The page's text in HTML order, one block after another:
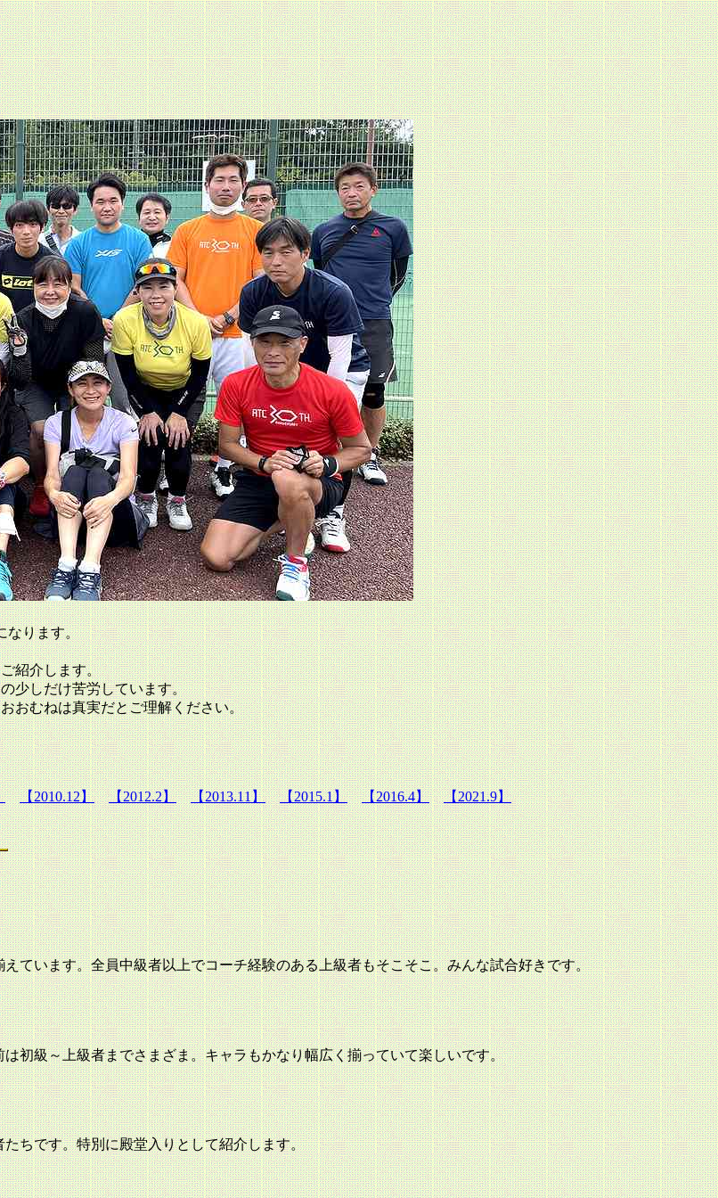
なります。
紹介します。
少しだけ苦労しています。
おむねは真実だとご理解ください。
【2010.12】 【2012.2】 【2013.11】 【2015.1】 【2016.4】 【2021.9】
ています。全員中級者以上でコーチ経験のある上級者もそこそこ。みんな試合好きです。
初級～上級者までさまざま。キャラもかなり幅広く揃っていて楽しいです。
ちです。特別に殿堂入りとして紹介します。